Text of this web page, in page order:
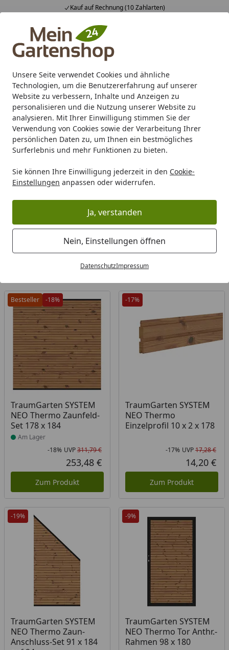
Unsere Seite verwendet Cookies und ähnliche
Technologien, um die Benutzererfahrung auf unserer
Website zu verbessern, Inhalte und Anzeigen zu
personalisieren und die Nutzung unserer Website zu
analysieren. Mit Ihrer Einwilligung stimmen Sie der
Verwendung von Cookies sowie der Verarbeitung Ihrer
persönlichen Daten zu, um Ihnen ein bestmögliches
Surferlebnis und mehr Funktionen zu bieten.
Sie können Ihre Einwilligung jederzeit in den Cookie-
Einstellungen anpassen oder widerrufen.
Ja, verstanden
Nein, Einstellungen öffnen
DatenschutzImpressum
Kauf auf Rechnung (10 Zahlarten)
Alle Produkte
Mein Konto
Suchen
Karibu Pools inkl. gratis Sandfilteranlage & Pool-
Starterset (Gesamtwert bis 468,99€)
Startseite
Marken TraumGarten TraumGarten Sichtschutzzäune
TraumGarten SYSTEM Neo
Thermoholz
Ihre Artikelübersicht
Kategorien
Filter / Sortierung
Bestseller -18%
TraumGarten SYSTEM
NEO Thermo Zaunfeld-
Set 178 x 184
Produkt am Lager
Am Lager
Rabatt in Prozent
-18%
Ursprünglicher Preis
UVP311,79 €
Aktueller Preis
253,48 €
Zum Produkt
-17%
TraumGarten SYSTEM
NEO Thermo
Einzelprofil 10 x 2 x 178
-17% UVP17,28 €
14,20 €
Zum Produkt
-19%
TraumGarten SYSTEM
NEO Thermo Zaun-
Anschluss-Set 91 x 184
-9%
TraumGarten SYSTEM
NEO Thermo Tor Anthr.-
Rahmen 98 x 180